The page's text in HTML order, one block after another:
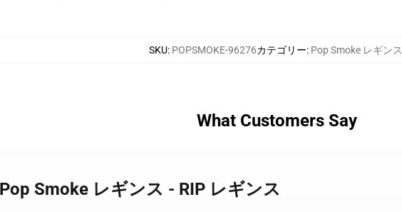
SKU: POPSMOKE-96276カテゴリー: Pop Smoke レギンス
What Customers Say
Smoke レギンス - RIP レギンス